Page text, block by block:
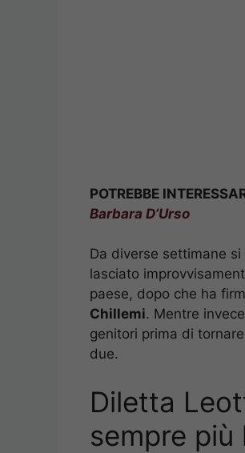
POTREBBE
Barbara D’Urso
Da diverse settimane
lasciato
paese, dopo che ha
Chillemi. Mentre
genitori prima di
due.
Diletta
sempre più